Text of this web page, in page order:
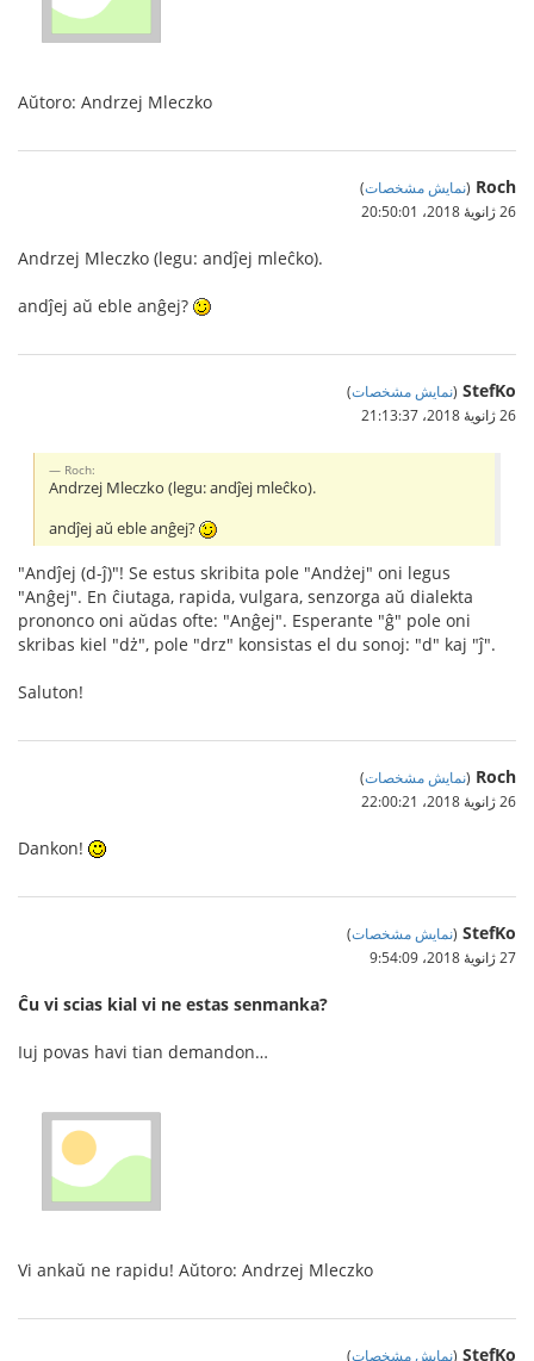
Aŭtoro: Andrzej Mleczko
Roch
(نمایش مشخصات)
26 ژانویهٔ 2018،‏ 20:50:01
Andrzej Mleczko (legu: andĵej mleĉko).
andĵej aŭ eble anĝej?
StefKo
(نمایش مشخصات)
26 ژانویهٔ 2018،‏ 21:13:37
Roch:
Andrzej Mleczko (legu: andĵej mleĉko).
andĵej aŭ eble anĝej?
"Andĵej (d-ĵ)"! Se estus skribita pole "Andżej" oni legus
"Anĝej". En ĉiutaga, rapida, vulgara, senzorga aŭ dialekta
prononco oni aŭdas ofte: "Anĝej". Esperante "ĝ" pole oni
skribas kiel "dż", pole "drz" konsistas el du sonoj: "d" kaj "ĵ".
Saluton!
Roch
(نمایش مشخصات)
26 ژانویهٔ 2018،‏ 22:00:21
Dankon!
StefKo
(نمایش مشخصات)
27 ژانویهٔ 2018،‏ 9:54:09
Ĉu vi scias kial vi ne estas senmanka?
Iuj povas havi tian demandon…
Vi ankaŭ ne rapidu! Aŭtoro: Andrzej Mleczko
StefKo
(نمایش مشخصات)